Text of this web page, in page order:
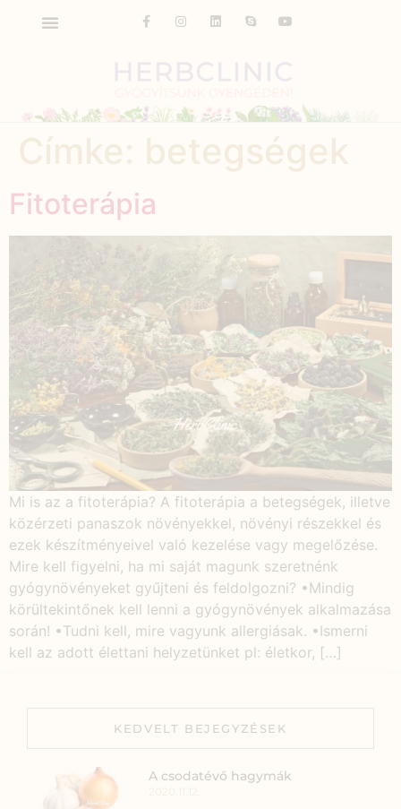
Fitoterápia
Mi is az a fitoterápia? A fitoterápia a betegségek, illetve
közérzeti panaszok növényekkel, növényi részekkel és
ezek készítményeivel való kezelése vagy megelőzése.
Mire kell figyelni, ha mi saját magunk szeretnénk
gyógynövényeket gyűjteni és feldolgozni? •Mindig
körültekintőnek kell lenni a gyógynövények alkalmazása
során! •Tudni kell, mire vagyunk allergiásak. •Ismerni
kell az adott élettani helyzetünket pl: életkor, […]
KEDVELT BEJEGYZÉSEK
A csodatévő hagymák